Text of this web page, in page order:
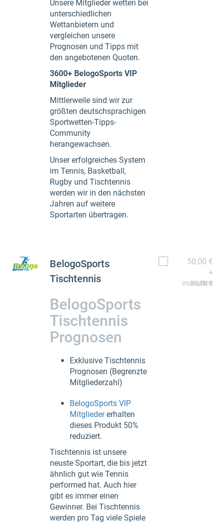
Unsere Mitglieder wetten bei
unterschiedlichen
Wettanbietern und
vergleichen unsere
Prognosen und Tipps mit
den angebotenen Quoten.
3600+ BelogoSports VIP
Mitglieder
Mittlerweile sind wir zur
größten deutschsprachigen
Sportwetten-Tipps-
Community
herangewachsen.
Unser erfolgreiches System
im Tennis, Basketball,
Rugby und Tischtennis
werden wir in den nächsten
Jahren auf weitere
Sportarten übertragen.
BelogoSports
Tischtennis
BelogoSports
Tischtennis
Prognosen
Exklusive Tischtennis
Prognosen (Begrenzte
Mitgliederzahl)
BelogoSports VIP
Mitgliedererhalten
dieses Produkt 50%
reduziert.
Tischtennis ist unsere
neuste Sportart, die bis jetzt
ähnlich gut wie Tennis
performed hat. Auch hier
gibt es immer einen
Gewinner. Bei Tischtennis
werden pro Tag viele Spiele
50,00 €
+
50,00 €
monatlich